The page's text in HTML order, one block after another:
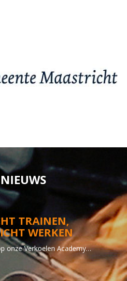
TRAINEN,
WERKEN
onze Verkoelen Academy…